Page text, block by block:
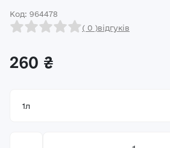
Код: 964478
( 0 )відгуків
260 ₴